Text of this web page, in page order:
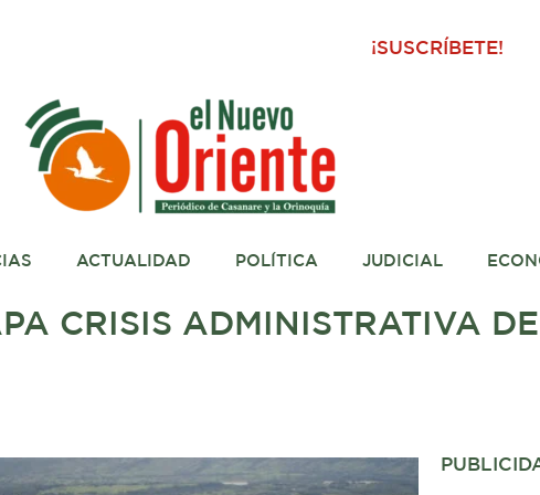
¡SUSCRÍBETE!
ACTUALIDAD POLÍTICA JUDICIAL
CRISIS ADMINISTRATIVA